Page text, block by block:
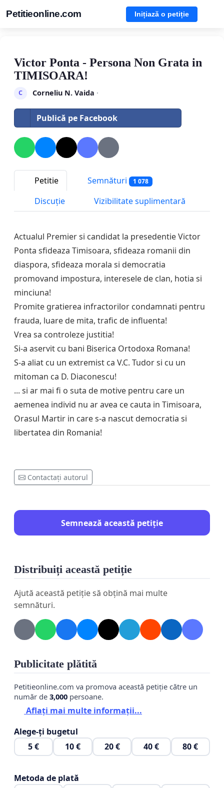
Petitieonline.com Inițiază o petiție
Victor Ponta - Persona Non Grata in
TIMISOARA!
C Corneliu N. Vaida ·
Publică pe Facebook
Petitie Semnături 1 078
Discuție Vizibilitate suplimentară
Actualul Premier si candidat la presedentie Victor
Ponta sfideaza Timisoara, sfideaza romanii din
diaspora, sfideaza morala si democratia
promovand impostura, interesele de clan, hotia si
minciuna!
Promite gratierea infractorilor condamnati pentru
frauda, luare de mita, trafic de influenta!
Vrea sa controleze justitia!
Si-a aservit cu bani Biserica Ortodoxa Romana!
S-a aliat cu un extremist ca V.C. Tudor si cu un
mitoman ca D. Diaconescu!
... si ar mai fi o suta de motive pentru care un
aemenea individ nu ar avea ce cauta in Timisoara,
Orasul Martir in care s-a nascut democratia si
libertatea din Romania!
Contactați autorul
Semnează această petiție
Distribuiți această petiție
Ajută această petiție să obțină mai multe
semnături.
Publicitate plătită
Petitieonline.com va promova această petiție către un
număr de 3,000 persoane.
Aflați mai multe informații...
Alege-ți bugetul
5 €
10 € 20 € 40 € 80 €
Metoda de plată